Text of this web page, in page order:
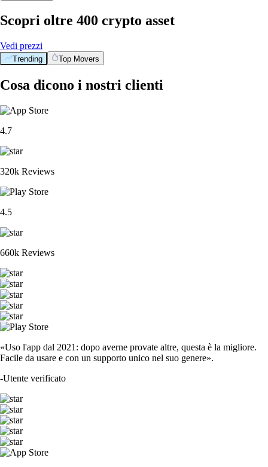
Scopri oltre 400 crypto asset
Vedi prezzi
Trending Top Movers
Cosa dicono i nostri clienti
4.7
320k Reviews
4.5
660k Reviews
«Uso l'app dal 2021: dopo averne provate altre, questa è la migliore.
Facile da usare e con un supporto unico nel suo genere».
-Utente verificato